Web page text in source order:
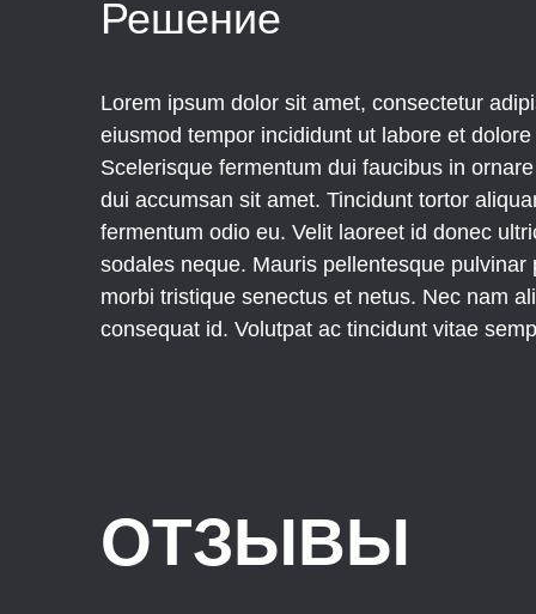
Решение
Lorem ipsum dolor sit amet, consectetur
eiusmod tempor incididunt ut labore et
Scelerisque fermentum dui faucibus in
dui accumsan sit amet. Tincidunt tortor
fermentum odio eu. Velit laoreet id donec
sodales neque. Mauris pellentesque pulvinar
morbi tristique senectus et netus. Nec nam
consequat id. Volutpat ac tincidunt vitae
ОТЗЫВЫ